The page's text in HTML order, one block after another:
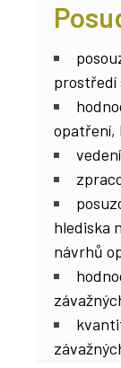
prostředí
opatření,
hlediska
návrhů